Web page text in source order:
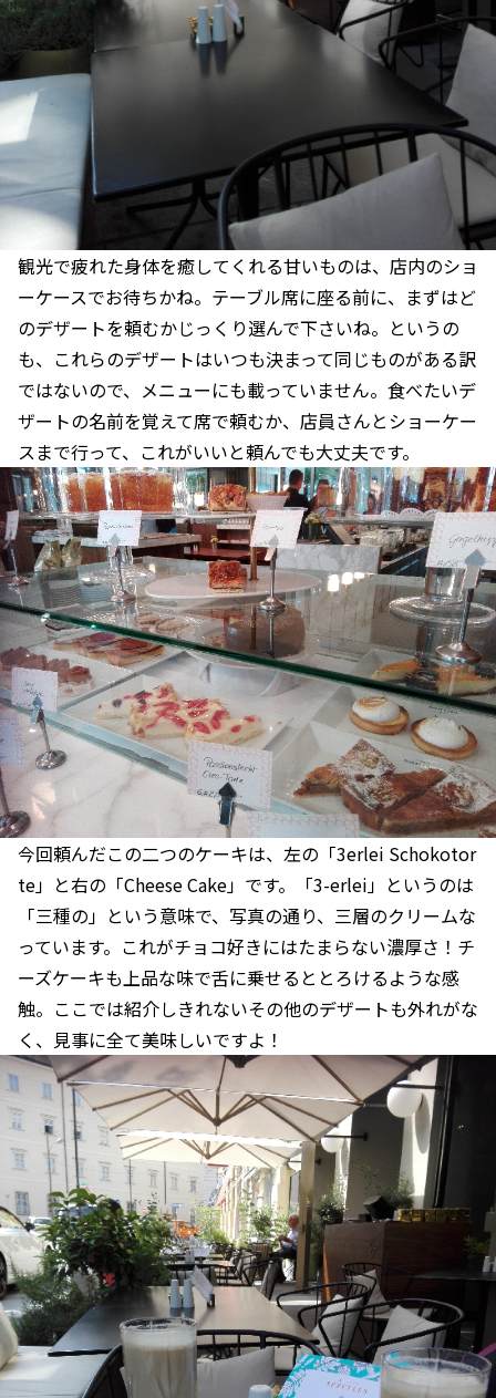
観光で疲れた身体を癒してくれる甘いものは、店内のショ
ーケースでお待ちかね。テーブル席に座る前に、まずはど
のデザートを頼むかじっくり選んで下さいね。というの
も、これらのデザートはいつも決まって同じものがある訳
ではないので、メニューにも載っていません。食べたいデ
ザートの名前を覚えて席で頼むか、店員さんとショーケー
スまで行って、これがいいと頼んでも大丈夫です。
今回頼んだこの二つのケーキは、左の「3erlei Schokotor
te」と右の「Cheese Cake」です。「3-erlei」というのは
「三種の」という意味で、写真の通り、三層のクリームな
っています。これがチョコ好きにはたまらない濃厚さ！チ
ーズケーキも上品な味で舌に乗せるととろけるような感
触。ここでは紹介しきれないその他のデザートも外れがな
く、見事に全て美味しいですよ！